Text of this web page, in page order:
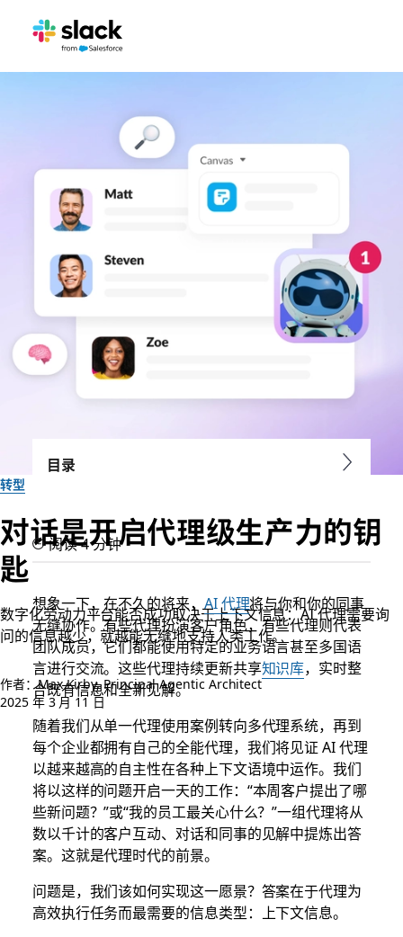
转型
对话是开启代理级生产力的钥
匙
数字化劳动力平台能否成功取决于上下文信息：AI 代理需要询
问的信息越少，就越能无缝地支持人类工作。
作者：Max Kirby, Principal Agentic Architect
2025 年 3 月 11 日
目录
阅读 4 分钟
想象一下，在不久的将来，AI 代理将与你和你的同事
无缝协作。有些代理扮演客户角色，有些代理则代表
团队成员，它们都能使用特定的业务语言甚至多国语
言进行交流。这些代理持续更新共享知识库，实时整
合既有信息和全新见解。
随着我们从单一代理使用案例转向多代理系统，再到
每个企业都拥有自己的全能代理，我们将见证 AI 代理
以越来越高的自主性在各种上下文语境中运作。我们
将以这样的问题开启一天的工作：“本周客户提出了哪
些新问题？”或“我的员工最关心什么？”一组代理将从
数以千计的客户互动、对话和同事的见解中提炼出答
案。这就是代理时代的前景。
问题是，我们该如何实现这一愿景？答案在于代理为
高效执行任务而最需要的信息类型：上下文信息。